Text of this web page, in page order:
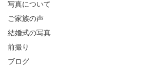
写真について
ご家族の声
結婚式の写真
前撮り
ブログ